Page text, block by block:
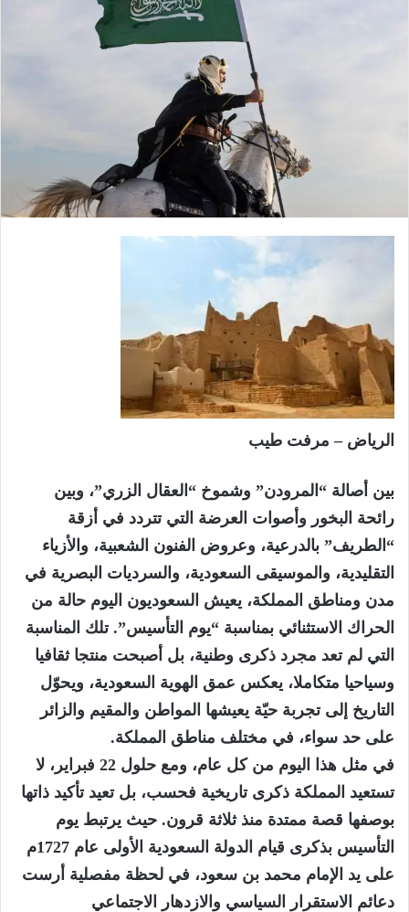
الرياض – مرفت طيب
بين أصالة “المرودن” وشموخ “العقال الزري”، وبين
رائحة البخور وأصوات العرضة التي تتردد في أزقة
“الطريف” بالدرعية، وعروض الفنون الشعبية، والأزياء
التقليدية، والموسيقى السعودية، والسرديات البصرية في
مدن ومناطق المملكة، يعيش السعوديون اليوم حالة من
الحراك الاستثنائي بمناسبة “يوم التأسيس”. تلك المناسبة
التي لم تعد مجرد ذكرى وطنية، بل أصبحت منتجا ثقافيا
وسياحيا متكاملا، يعكس عمق الهوية السعودية، ويحوّل
التاريخ إلى تجربة حيّة يعيشها المواطن والمقيم والزائر
على حد سواء، في مختلف مناطق المملكة.
في مثل هذا اليوم من كل عام، ومع حلول 22 فبراير، لا
تستعيد المملكة ذكرى تاريخية فحسب، بل تعيد تأكيد ذاتها
بوصفها قصة ممتدة منذ ثلاثة قرون. حيث يرتبط يوم
التأسيس بذكرى قيام الدولة السعودية الأولى عام 1727م
على يد الإمام محمد بن سعود، في لحظة مفصلية أرست
دعائم الاستقرار السياسي والازدهار الاجتماعي